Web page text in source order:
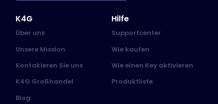
K4G
Über uns
Unsere Mission
Kontakieren Sie uns
K4G Großhandel
Blog
Hilfe
Supportcenter
Wie kaufen
Wie einen Key aktivieren
Produktliste